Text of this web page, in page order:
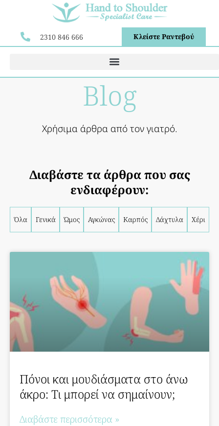
2310 846 666 Κλείστε Ραντεβού
Blog
Χρήσιμα άρθρα από τον γιατρό.
Διαβάστε τα άρθρα που σας
ενδιαφέρουν:
Όλα Γενικά Ώμος Αγκώνας Καρπός Δάχτυλα Χέρι
Πόνοι και μουδιάσματα στο άνω
άκρο: Τι μπορεί να σημαίνουν;
Διαβάστε περισσότερα »